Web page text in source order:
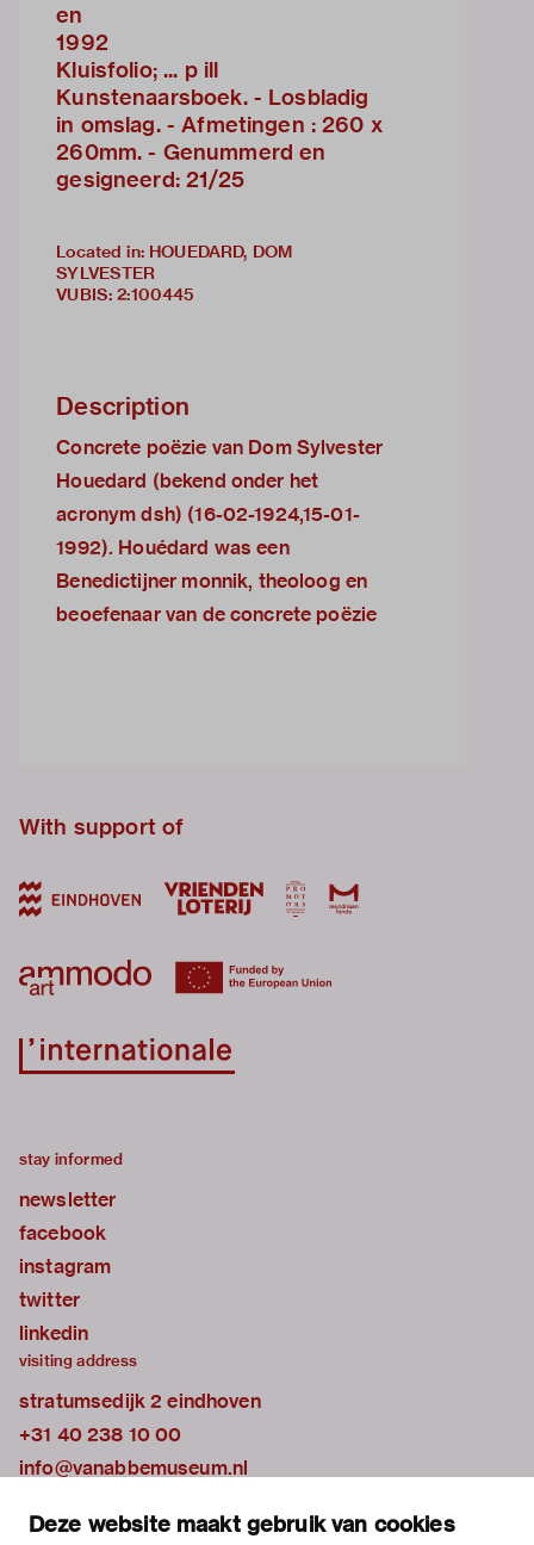
Deze website maakt gebruik van cookies
en
1992
Kluisfolio; ... p ill
Kunstenaarsboek. - Losbladig
in omslag. - Afmetingen : 260 x
260mm. - Genummerd en
gesigneerd: 21/25
Located in: HOUEDARD, DOM
SYLVESTER
VUBIS: 2:100445
Description
Concrete poëzie van Dom Sylvester
Houedard (bekend onder het
acronym dsh) (16-02-1924,15-01-
1992). Houédard was een
Benedictijner monnik, theoloog en
beoefenaar van de concrete poëzie
With support of
stay informed
newsletter
facebook
instagram
twitter
linkedin
visiting address
stratumsedijk 2 eindhoven
+31 40 238 10 00
info@vanabbemuseum.nl
exhibitions